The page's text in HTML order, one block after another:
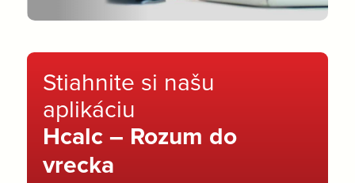
Stiahnite si našu
aplikáciu
Hcalc – Rozum do
vrecka